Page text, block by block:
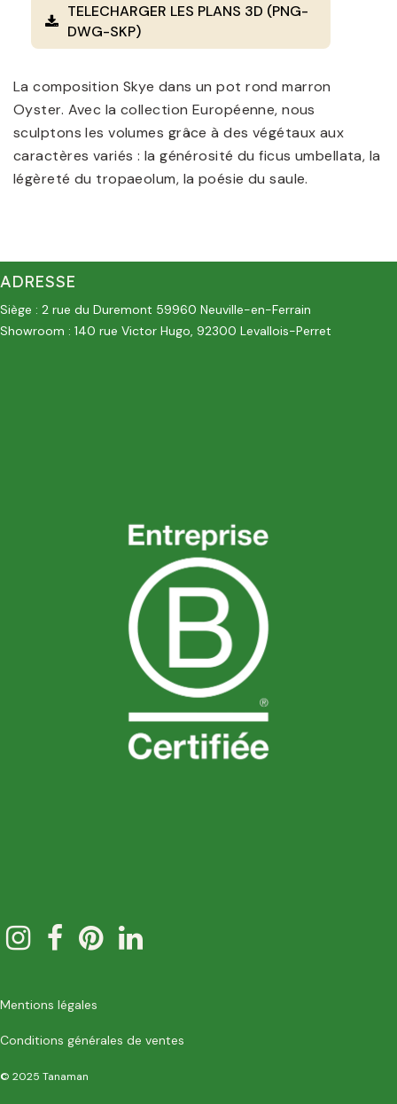
TELECHARGER LES PLANS 3D (PNG-
DWG-SKP)
La composition Skye dans un pot rond marron
Oyster. Avec la collection Européenne, nous
sculptons les volumes grâce à des végétaux aux
caractères variés : la générosité du ficus umbellata, la
légèreté du tropaeolum, la poésie du saule.
ADRESSE
Siège : 2 rue du Duremont 59960 Neuville-en-Ferrain
Showroom : 140 rue Victor Hugo, 92300 Levallois-Perret
Mentions légales
Conditions générales de ventes
© 2025 Tanaman